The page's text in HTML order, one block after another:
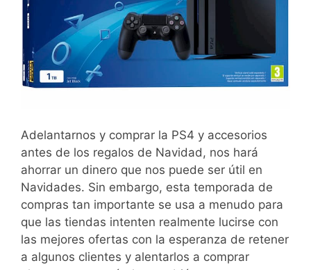
Adelantarnos y comprar la PS4 y accesorios
antes de los regalos de Navidad, nos hará
ahorrar un dinero que nos puede ser útil en
Navidades. Sin embargo, esta temporada de
compras tan importante se usa a menudo para
que las tiendas intenten realmente lucirse con
las mejores ofertas con la esperanza de retener
a algunos clientes y alentarlos a comprar